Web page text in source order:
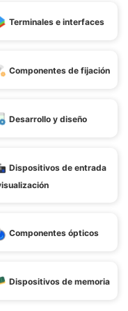
Terminales e interfaces
Componentes de fijación
Desarrollo y diseño
Dispositivos de entrada
Componentes ópticos
Dispositivos de memoria